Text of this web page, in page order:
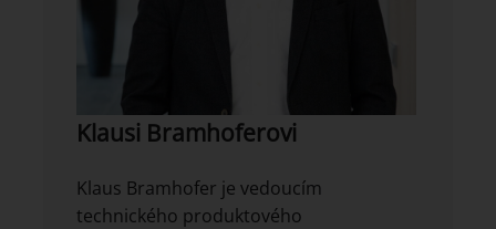
Klausi Bramhoferovi
Klaus Bramhofer je vedoucím
technického produktového